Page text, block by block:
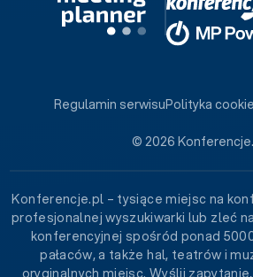
© 2026
Regulamin serwisuPolityka
Konferencje.pl – tysiące miejsc na
profesjonalnej wyszukiwarki lub zleć
konferencyjnej spośród ponad
pałaców, a także hal, teatrów i
oryginalnych miejsc. Wyślij